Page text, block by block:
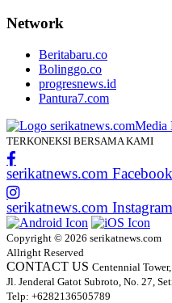
Network
Beritabaru.co
Bolinggo.co
progresnews.id
Pantura7.com
TERKONEKSI BERSAMA KAMI
serikatnews.com Facebook
serikatnews.com Instagram
Copyright © 2026 serikatnews.com
Allright Reserved
CONTACT US Centennial
Jl. Jenderal Gatot Subroto, No. 27,
Telp: +6282136505789